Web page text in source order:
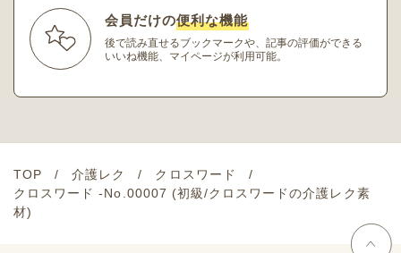
会員だけの便利な機能
後で読み直せるブックマークや、記事の評価ができる
いいね機能、マイページが利用可能。
TOP 介護レク
クロスワード
クロスワード -No.00007 (初級/クロスワードの介護レク素
材)